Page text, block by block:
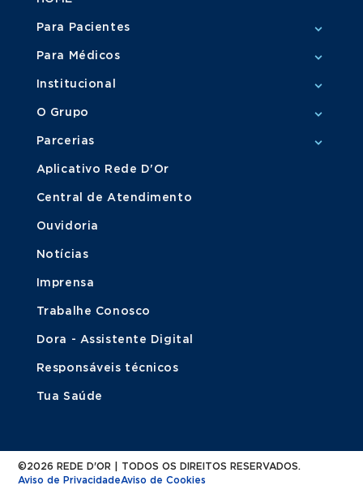
Para Pacientes
Para Médicos
Institucional
O Grupo
Parcerias
Aplicativo Rede D'Or
Central de Atendimento
Ouvidoria
Notícias
Imprensa
Trabalhe Conosco
Dora - Assistente Digital
Responsáveis técnicos
Tua Saúde
©2026 REDE D'OR | TODOS OS DIREITOS RESERVADOS.
Aviso de PrivacidadeAviso de Cookies